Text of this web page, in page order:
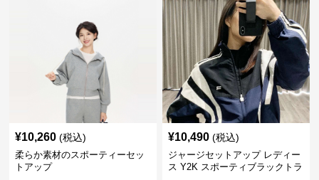
¥10,260 (税込)
柔らか素材のスポーティーセッ
トアップ
¥10,490 (税込)
ジャージセットアップ レディー
ス Y2K スポーティブラックトラ